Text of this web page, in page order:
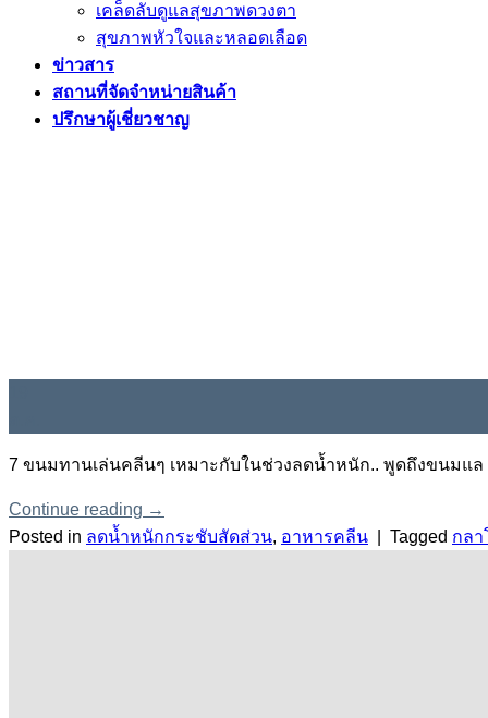
เคล็ดลับดูแลสุขภาพดวงตา
สุขภาพหัวใจและหลอดเลือด
ข่าวสาร
สถานที่จัดจำหน่ายสินค้า
ปรึกษาผู้เชี่ยวชาญ
7 ขนมทานเล่นคลีนๆ เหมาะกับในช่วงลดน้ำหนัก.. พูดถึงขนมแ
Continue reading →
Posted in ลดน้ำหนักกระชับสัดส่วน, อาหารคลีน Tagged กลา